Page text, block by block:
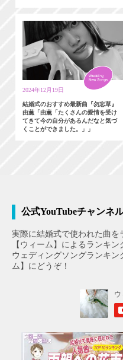
2024年12月19日
結婚式のおすすめ最新曲『勿忘草』
由薫「由薫「たくさんの愛情を受け
てきて今の自分があるんだなと気づ
くことができました。」」
公式YouTubeチャンネ
実際に結婚式で使われた曲を
【ウィーム】によるランキン
ウェディングソングランキ
ム】にどうぞ！